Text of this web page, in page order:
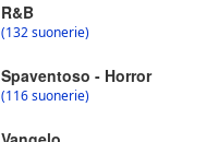
R&B
(132 suonerie)
Spaventoso - Horror
(116 suonerie)